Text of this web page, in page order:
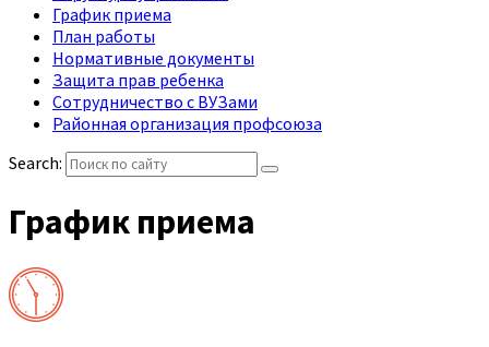
График приема
План работы
Нормативные документы
Защита прав ребенка
Сотрудничество с ВУЗами
Районная организация профсоюза
Search:
График приема